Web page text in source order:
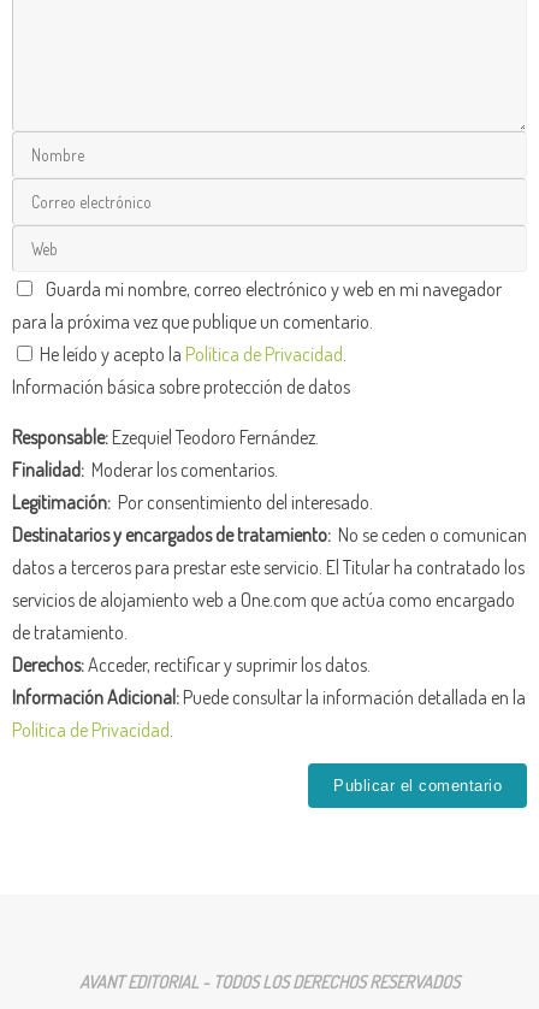
Guarda mi nombre, correo electrónico y web en mi navegador
para la próxima vez que publique un comentario.
He leído y acepto la Política de Privacidad
Información básica sobre protección de datos
Responsable:Ezequiel Teodoro Fernández.
Finalidad: Moderar los comentarios.
Legitimación: Por consentimiento del interesado.
Destinatarios y encargados de tratamiento: No se ceden o comunican
datos a terceros para prestar este servicio. El Titular ha contratado los
servicios de alojamiento web a One.com que actúa como encargado
de tratamiento.
Derechos:Acceder, rectificar y suprimir los datos.
Información Adicional:Puede consultar la información detallada en la
Política de Privacidad
AVANT EDITORIAL - TODOS LOS DERECHOS RESERVADOS